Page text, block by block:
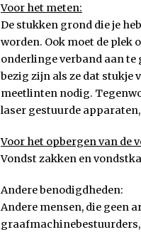
Voor het meten:
De stukken grond die je
worden. Ook moet de plek
onderlinge verband aan te
bezig zijn als ze dat stukje
meetlinten nodig.
laser gestuurde
Voor het opbergen van de
Vondst zakken en
Andere benodigdheden:
Andere mensen, die geen